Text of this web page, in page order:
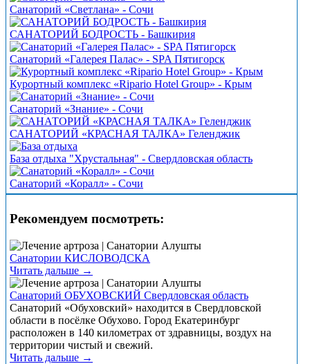
Санаторий «Светлана» - Сочи
САНАТОРИЙ БОДРОСТЬ - Башкирия
Санаторий «Галерея Палас» - SPA Пятигорск
Курортный комплекс «Ripario Hotel Group» - Крым
Санаторий «Знание» - Сочи
САНАТОРИЙ «КРАСНАЯ ТАЛКА» Геленджик
База отдыха "Хрустальная" - Свердловская область
Санаторий «Коралл» - Сочи
Рекомендуем посмотреть:
Санатории КИСЛОВОДСКА
Читать дальше →
Санаторий ОБУХОВСКИЙ Свердловская область
Санаторий «Обуховский» находится в Свердловской
области в посёлке Обухово. Город Екатеринбург
расположен в 140 километрах от здравницы, воздух на
территории чистый и свежий.
Читать дальше →